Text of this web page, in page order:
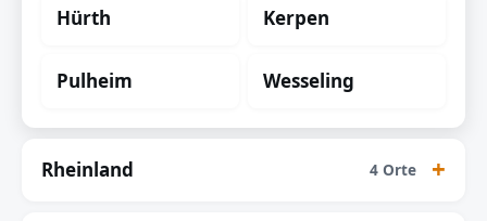
Hürth Kerpen
Pulheim Wesseling
Rheinland 4 Orte